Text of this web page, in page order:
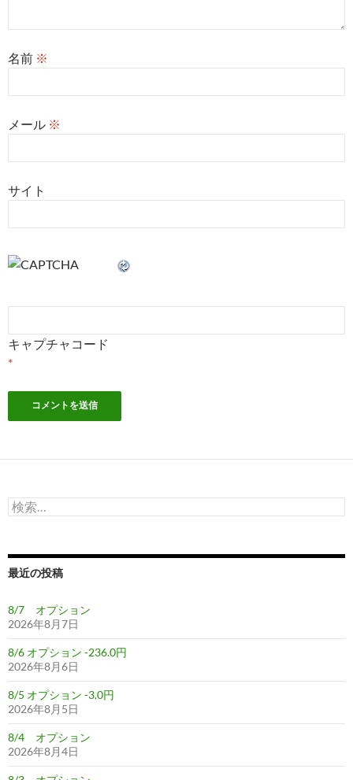
名前 ※
メール ※
サイト
キャプチャコード
*
検
索:
最近の投稿
8/7 オプション
2026年8月7日
8/6 オプション -236.0円
2026年8月6日
8/5 オプション -3.0円
2026年8月5日
8/4 オプション
2026年8月4日